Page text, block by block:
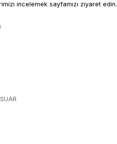
incelemek sayfamızı ziyaret edin.